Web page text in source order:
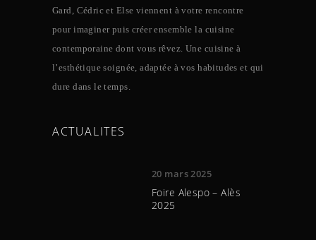
Gard, Cédric et Else viennent à votre rencontre
pour imaginer puis créer ensemble la cuisine
contemporaine dont vous rêvez. Une cuisine à
l’esthétique soignée, adaptée à vos habitudes et qui
dure dans le temps.
ACTUALITES
20 mars 2025
Foire Alespo – Alès
2025